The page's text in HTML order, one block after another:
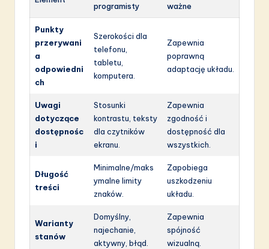
programisty
ważne
Punkty
przerywani
a
odpowiedni
ch
Szerokości dla
telefonu,
tabletu,
komputera.
Zapewnia
poprawną
adaptację układu.
Uwagi
dotyczące
dostępnośc
i
Stosunki
kontrastu, teksty
dla czytników
ekranu.
Zapewnia
zgodność i
dostępność dla
wszystkich.
Długość
treści
Minimalne/maks
ymalne limity
znaków.
Zapobiega
uszkodzeniu
układu.
Warianty
stanów
Domyślny,
najechanie,
aktywny, błąd.
Zapewnia
spójność
wizualną.